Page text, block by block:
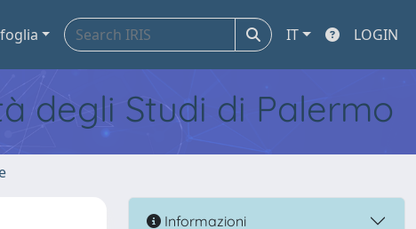
IT LOGIN
degli Studi di Palermo
Informazioni